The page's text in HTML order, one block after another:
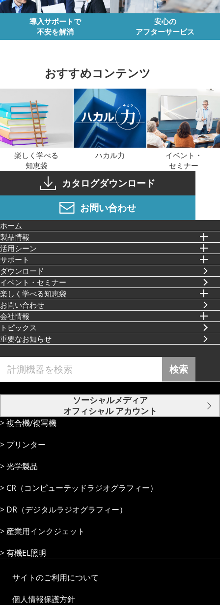
導入サポートで
不安を解消
安心の
アフターサービス
おすすめコンテンツ
楽しく学べる
知恵袋
ハカル力
イベント・
セミナー
カタログダウンロード
お問い合わせ
ホーム
製品情報
活⽤シーン
イベント・セミナー
楽しく学べる知恵袋
サポート
お問い合わせ
ダウンロード
会社情報
トピックス
重要なお知らせ
検索
ソーシャルメディア
オフィシャル アカウント
複合機/複写機
プリンター
光学製品
CR（コンピューテッドラジオグラフィー）
DR（デジタルラジオグラフィー）
産業⽤インクジェット
有機EL照明
サイトのご利用について
個人情報保護方針